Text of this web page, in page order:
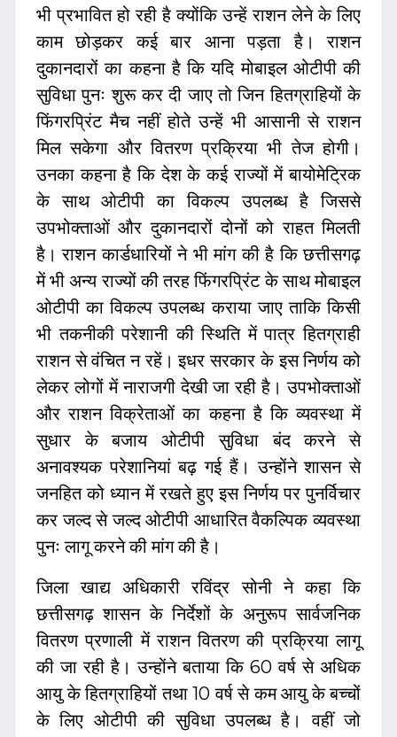
भी प्रभावित हो रही है क्योंकि उन्हें राशन लेने के लिए
काम छोड़कर कई बार आना पड़ता है। राशन
दुकानदारों का कहना है कि यदि मोबाइल ओटीपी की
सुविधा पुनः शुरू कर दी जाए तो जिन हितग्राहियों के
फिंगरप्रिंट मैच नहीं होते उन्हें भी आसानी से राशन
मिल सकेगा और वितरण प्रक्रिया भी तेज होगी।
उनका कहना है कि देश के कई राज्यों में बायोमेट्रिक
के साथ ओटीपी का विकल्प उपलब्ध है जिससे
उपभोक्ताओं और दुकानदारों दोनों को राहत मिलती
है। राशन कार्डधारियों ने भी मांग की है कि छत्तीसगढ़
में भी अन्य राज्यों की तरह फिंगरप्रिंट के साथ मोबाइल
ओटीपी का विकल्प उपलब्ध कराया जाए ताकि किसी
भी तकनीकी परेशानी की स्थिति में पात्र हितग्राही
राशन से वंचित न रहें। इधर सरकार के इस निर्णय को
लेकर लोगों में नाराजगी देखी जा रही है। उपभोक्ताओं
और राशन विक्रेताओं का कहना है कि व्यवस्था में
सुधार के बजाय ओटीपी सुविधा बंद करने से
अनावश्यक परेशानियां बढ़ गई हैं। उन्होंने शासन से
जनहित को ध्यान में रखते हुए इस निर्णय पर पुनर्विचार
कर जल्द से जल्द ओटीपी आधारित वैकल्पिक व्यवस्था
पुनः लागू करने की मांग की है।
जिला खाद्य अधिकारी रविंद्र सोनी ने कहा कि
छत्तीसगढ़ शासन के निर्देशों के अनुरूप सार्वजनिक
वितरण प्रणाली में राशन वितरण की प्रक्रिया लागू
की जा रही है। उन्होंने बताया कि 60 वर्ष से अधिक
आयु के हितग्राहियों तथा 10 वर्ष से कम आयु के बच्चों
के लिए ओटीपी की सुविधा उपलब्ध है। वहीं जो